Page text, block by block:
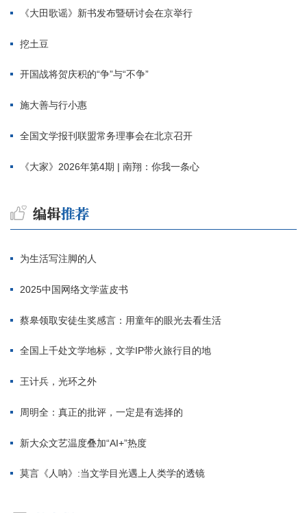
《大田歌谣》新书发布暨研讨会在京举行
挖土豆
开国战将贺庆积的“争”与“不争”
施大善与行小惠
全国文学报刊联盟常务理事会在北京召开
《大家》2026年第4期 | 南翔：你我一条心
为生活写注脚的人
2025中国网络文学蓝皮书
蔡皋领取安徒生奖感言：用童年的眼光去看生活
全国上千处文学地标，文学IP带火旅行目的地
王计兵，光环之外
周明全：真正的批评，一定是有选择的
新大众文艺温度叠加“AI+”热度
莫言《人呐》:当文学目光遇上人类学的透镜